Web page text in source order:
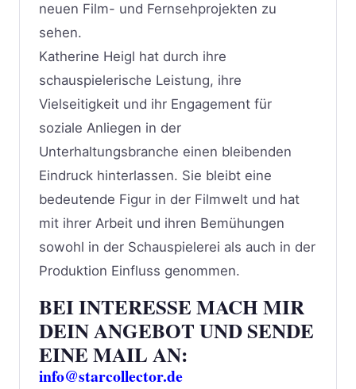
neuen Film- und Fernsehprojekten zu
sehen.
Katherine Heigl hat durch ihre
schauspielerische Leistung, ihre
Vielseitigkeit und ihr Engagement für
soziale Anliegen in der
Unterhaltungsbranche einen bleibenden
Eindruck hinterlassen. Sie bleibt eine
bedeutende Figur in der Filmwelt und hat
mit ihrer Arbeit und ihren Bemühungen
sowohl in der Schauspielerei als auch in der
Produktion Einfluss genommen.
BEI INTERESSE MACH MIR
DEIN ANGEBOT UND SENDE
EINE MAIL AN:
info@starcollector.de